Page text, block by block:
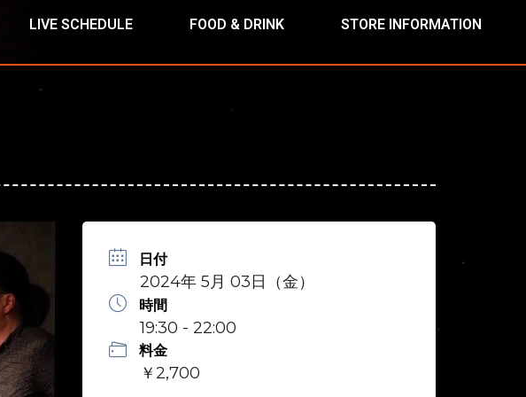
LIVE SCHEDULE FOOD & DRINK STORE INFORMATION
日付
2024年 5月 03日（金）
時間
19:30 - 22:00
料金
￥2,700